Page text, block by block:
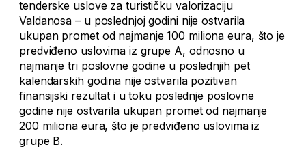
tenderske uslove za turističku valorizaciju
Valdanosa – u poslednjoj godini nije ostvarila
ukupan promet od najmanje 100 miliona eura, što je
predviđeno uslovima iz grupe A, odnosno u
najmanje tri poslovne godine u poslednjih pet
kalendarskih godina nije ostvarila pozitivan
finansijski rezultat i u toku poslednje poslovne
godine nije ostvarila ukupan promet od najmanje
200 miliona eura, što je predviđeno uslovima iz
grupe B.